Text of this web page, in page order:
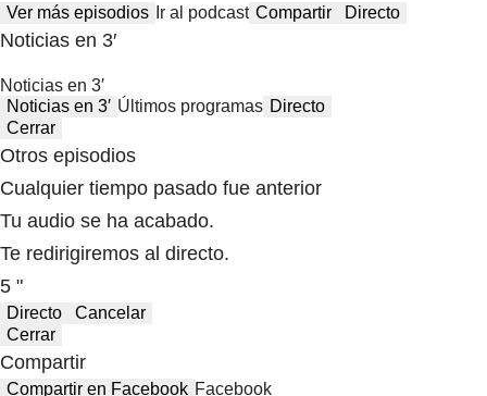
Ver más episodios Ir al podcast Compartir Directo
Noticias en 3′
Noticias en 3′
Noticias en 3′ Últimos programas Directo
Cerrar
Otros episodios
Cualquier tiempo pasado fue anterior
Tu audio se ha acabado.
Te redirigiremos al directo.
5 "
Directo
Cancelar
Cerrar
Compartir
Compartir en Facebook Facebook